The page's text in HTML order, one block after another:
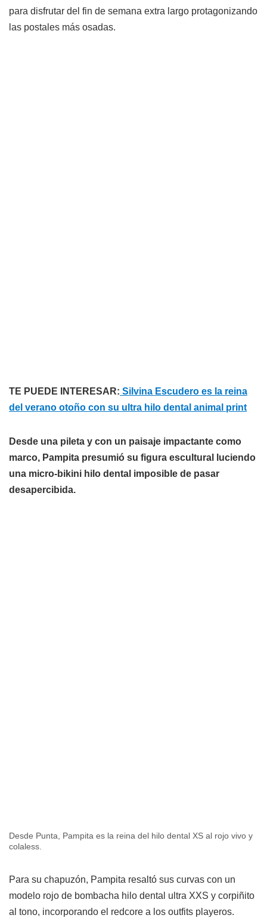
para disfrutar del fin de semana extra largo protagonizando
las postales más osadas.
TE PUEDE INTERESAR: Silvina Escudero es la reina
del verano otoño con su ultra hilo dental animal print
Desde una pileta y con un paisaje impactante como
marco, Pampita presumió su figura escultural luciendo
una micro-bikini hilo dental imposible de pasar
desapercibida.
Desde Punta, Pampita es la reina del hilo dental XS al rojo vivo y
colaless.
Para su chapuzón, Pampita resaltó sus curvas con un
modelo rojo de bombacha hilo dental ultra XXS y corpiñito
al tono, incorporando el redcore a los outfits playeros.